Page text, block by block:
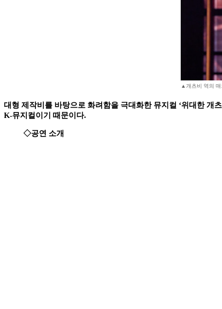
▲개츠비 역의
대형 제작비를 바탕으로 화려함을 극대화한 뮤지컬 ‘위대한 개
K-뮤지컬이기 때문이다.
◇공연 소개